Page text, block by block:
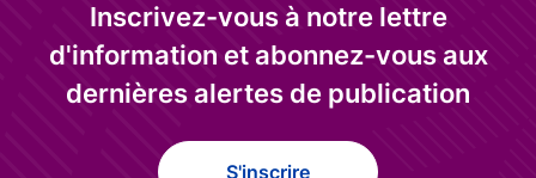
Inscrivez-vous à notre lettre
d'information et abonnez-vous aux
dernières alertes de publication
S'inscrire